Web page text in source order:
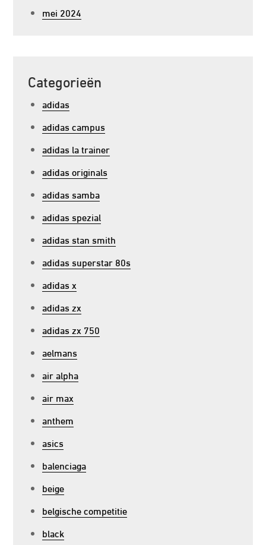
mei 2024
Categorieën
adidas
adidas campus
adidas la trainer
adidas originals
adidas samba
adidas spezial
adidas stan smith
adidas superstar 80s
adidas x
adidas zx
adidas zx 750
aelmans
air alpha
air max
anthem
asics
balenciaga
beige
belgische competitie
black